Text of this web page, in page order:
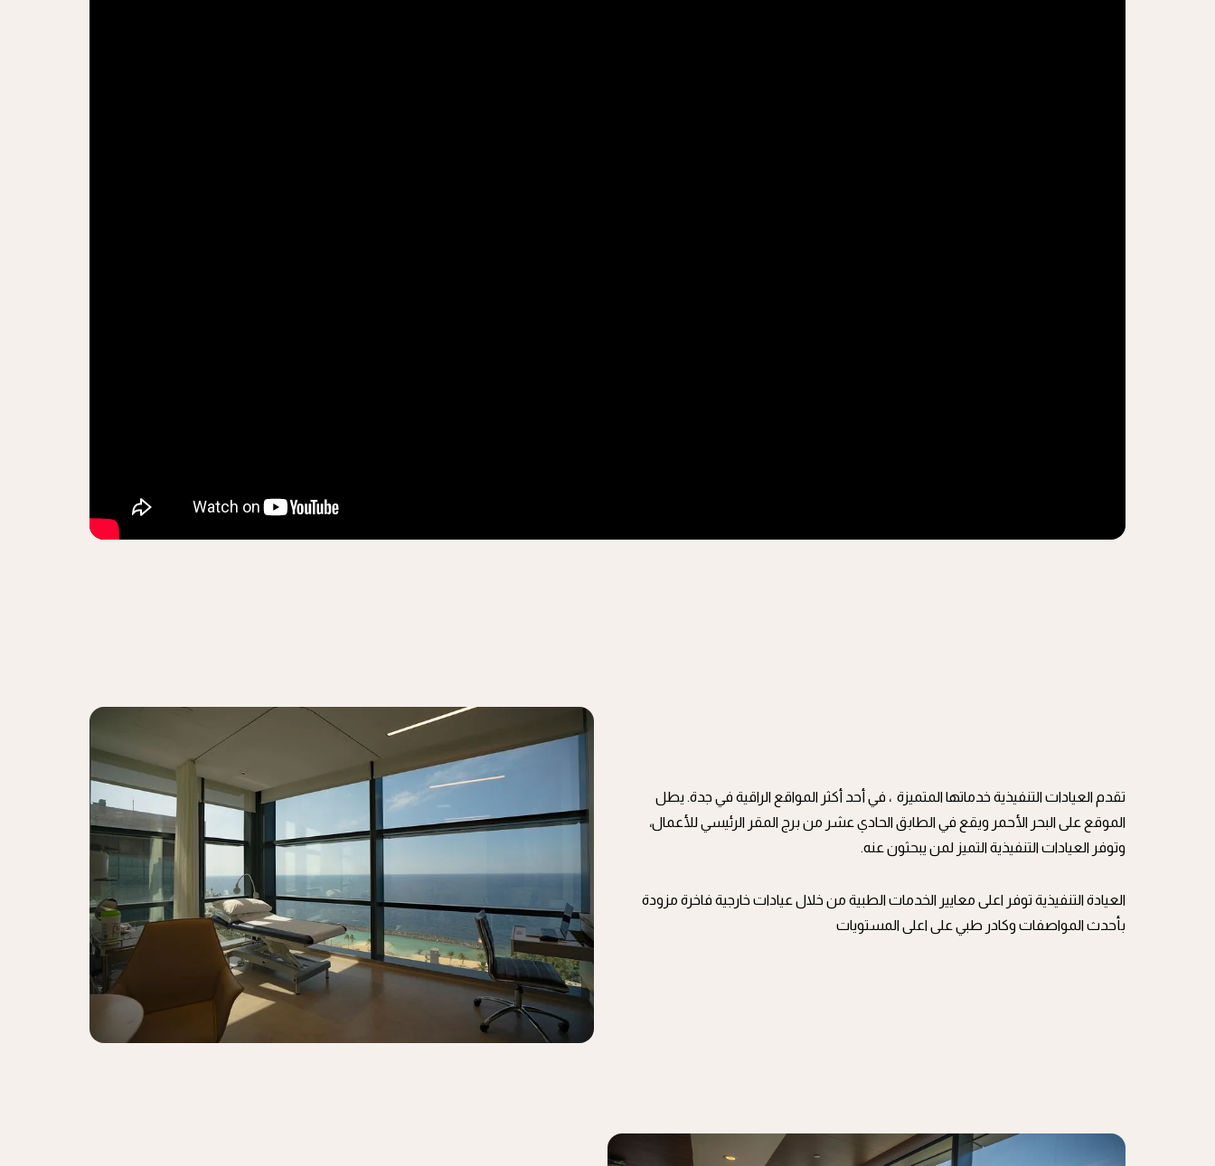
تقدم العيادات التنفيذية خدماتها المتميزة ، في أحد أكثر المواقع الراقية في جدة. يطل
الموقع على البحر الأحمر ويقع في الطابق الحادي عشر من برج المقر الرئيسي للأعمال،
وتوفر العيادات التنفيذية التميز لمن يبحثون عنه.
العيادة التنفيذية توفر اعلى معايير الخدمات الطبية من خلال عيادات خارجية فاخرة مزودة
بأحدث المواصفات وكادر طبي على اعلى المستويات